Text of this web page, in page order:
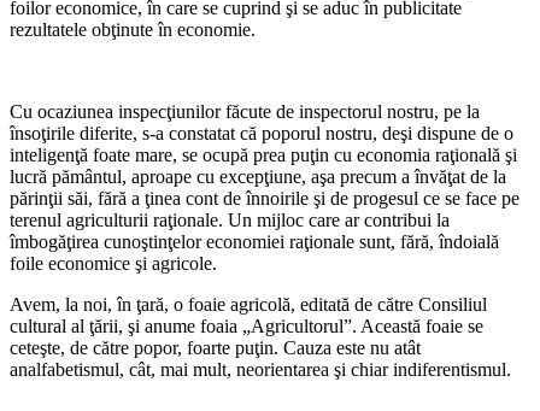
foilor economice, în care se cuprind şi se aduc în publicitate
rezultatele obţinute în economie.
Cu ocaziunea inspecţiunilor făcute de inspectorul nostru, pe la
însoţirile diferite, s-a constatat că poporul nostru, deşi dispune de o
inteligenţă foate mare, se ocupă prea puţin cu economia raţională şi
lucră pământul, aproape cu excepţiune, aşa precum a învăţat de la
părinţii săi, fără a ţinea cont de înnoirile şi de progesul ce se face pe
terenul agriculturii raţionale. Un mijloc care ar contribui la
îmbogăţirea cunoştinţelor economiei raţionale sunt, fără, îndoială
foile economice şi agricole.
Avem, la noi, în ţară, o foaie agricolă, editată de către Consiliul
cultural al ţării, şi anume foaia „Agricultorul”. Această foaie se
ceteşte, de către popor, foarte puţin. Cauza este nu atât
analfabetismul, cât, mai mult, neorientarea şi chiar indiferentismul.